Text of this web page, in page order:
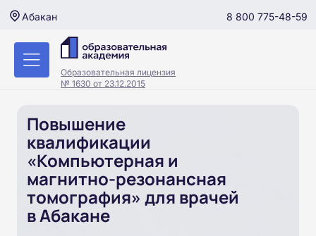
Абакан 8 800 775-48-59
Образовательная лицензия
№ 1630 от 23.12.2015
Повышение
квалификации
«Компьютерная и
магнитно-резонансная
томография» для врачей
в Абакане